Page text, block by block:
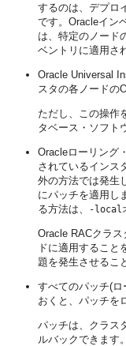
するのは、デプロ
です。Oracleイン
は、特定のノード
ベントリに適用さ
Oracle Universal
スタの各ノードの
ただし、この操作
タベース・ソフト
Oracleローリング
されているインス
外の方法では発生
にパッチを適用し
る方法は、
-local
Oracle RACクラ
ドに適用するこ
題を発生させるこ
すべてのパッチ(
おくと、パッチを
パッチは、クラス
ルバックできます。